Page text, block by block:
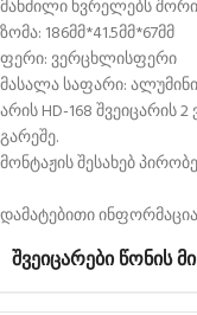
მანძილი ხვრელებს
ზომა: 186მმ*41.5მმ*67მმ
ფერი: ვერცხლისფერი
მასალა საფარი: ალუმინი
არის HD-168
გარეშე.
მონტაჟის შესახებ
დამატებითი ინფორმაცია
ᲨᲕᲔᲘᲪᲐᲠᲔᲑᲘ ᲬᲝᲜᲘᲡ